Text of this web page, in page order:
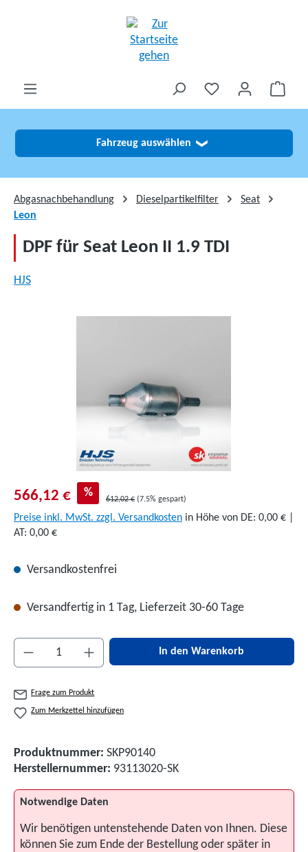
Fahrzeug auswählen ❯
Abgasnachbehandlung Dieselpartikelfilter
Seat
Leon
DPF für Seat Leon II 1.9 TDI
HJS
566,12 € % 612,02 € (7.5% gespart)
Preise inkl. MwSt. zzgl. Versandkosten in Höhe von DE: 0,00 € |
AT: 0,00 €
Versandkostenfrei
Versandfertig in 1 Tag, Lieferzeit 30-60 Tage
Produkt Anzahl: Gib den gewünschten Wert
In den Warenkorb
Frage zum Produkt
Zum Merkzettel hinzufügen
Produktnummer: SKP90140
Herstellernummer: 93113020-SK
Notwendige Daten
Wir benötigen untenstehende Daten von Ihnen. Diese
können Sie zum Ende der Bestellung oder später in